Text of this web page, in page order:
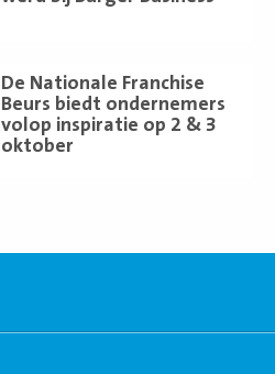
De Nationale Franchise
Beurs biedt ondernemers
volop inspiratie op 2 & 3
oktober